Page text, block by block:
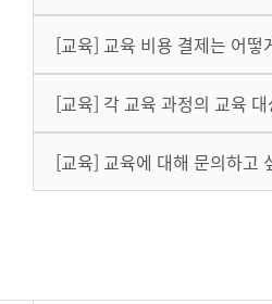
[교육] 교육 비용 결제는 어떻
[교육] 각 교육 과정의 교육
[교육] 교육에 대해 문의하고